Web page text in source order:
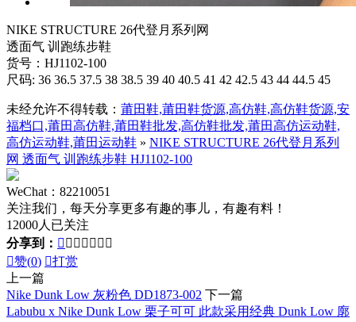
NIKE STRUCTURE 26代登月系列网
透面气 训跑练步鞋
货号：HJ1102-100
尺码: 36 36.5 37.5 38 38.5 39 40 40.5 41 42 42.5 43 44 44.5 45
未经允许不得转载： 莆田鞋,莆田鞋货源,高仿鞋,高仿鞋货源,安
福档口,莆田高仿鞋,莆田鞋批发,高仿鞋批发,莆田高仿运动鞋,
高仿运动鞋,莆田运动鞋 » NIKE STRUCTURE 26代登月系列
网 透面气 训跑练步鞋 HJ1102-100
WeChat：82210051
关注我们，每天分享更多有趣的事儿，有趣有料！
12000人已关注
分享到：       
赞(0) 打赏
上一篇
Nike Dunk Low 灰粉色 DD1873-002 下一篇
Labubu x Nike Dunk Low 栗子可可 此款采用经典 Dunk Low 廓